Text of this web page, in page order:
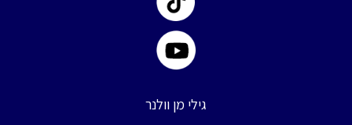
גילי מן וולנר